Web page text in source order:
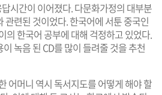
시간이 이어졌다. 다문화가정의 대부분
관련된 것이었다. 한국어에 서툰 중국인
의 한국어 공부에 대해 걱정하고 있었다.
녹음 된 CD를 많이 들려줄 것을 추천
어머니 역시 독서지도를 어떻게 해야 할